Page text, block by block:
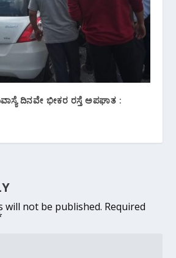
ದಿನವೇ ಭೀಕರ ರಸ್ತೆ ಅಪಘಾತ :
will not be published. Required